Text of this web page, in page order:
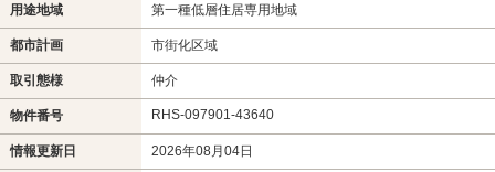
用途地域 第一種低層住居専用地域
都市計画 市街化区域
取引態様 仲介
物件番号 RHS-097901-43640
情報更新日 2026年08月04日